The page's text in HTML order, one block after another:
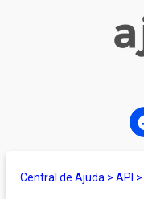
Central de Ajuda > API >